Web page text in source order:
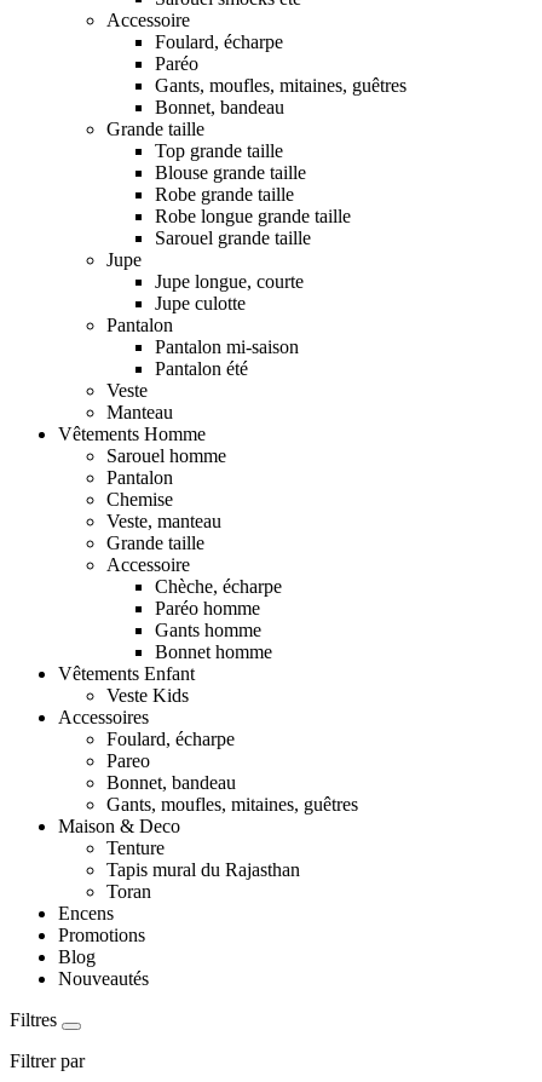
Accessoire
Foulard, écharpe
Paréo
Gants, moufles, mitaines, guêtres
Bonnet, bandeau
Grande taille
Top grande taille
Blouse grande taille
Robe grande taille
Robe longue grande taille
Sarouel grande taille
Jupe
Jupe longue, courte
Jupe culotte
Pantalon
Pantalon mi-saison
Pantalon été
Veste
Manteau
Vêtements Homme
Sarouel homme
Pantalon
Chemise
Veste, manteau
Grande taille
Accessoire
Chèche, écharpe
Paréo homme
Gants homme
Bonnet homme
Vêtements Enfant
Veste Kids
Accessoires
Foulard, écharpe
Pareo
Bonnet, bandeau
Gants, moufles, mitaines, guêtres
Maison & Deco
Tenture
Tapis mural du Rajasthan
Toran
Encens
Promotions
Blog
Nouveautés
Filtres
Filtrer par